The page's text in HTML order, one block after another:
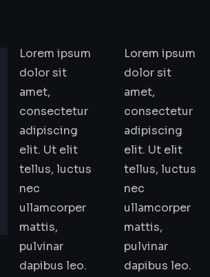
Lorem ipsum
dolor sit
amet,
consectetur
adipiscing
elit. Ut elit
tellus, luctus
nec
ullamcorper
mattis,
pulvinar
dapibus leo.
Lorem ipsum
dolor sit
amet,
consectetur
adipiscing
elit. Ut elit
tellus, luctus
nec
ullamcorper
mattis,
pulvinar
dapibus leo.